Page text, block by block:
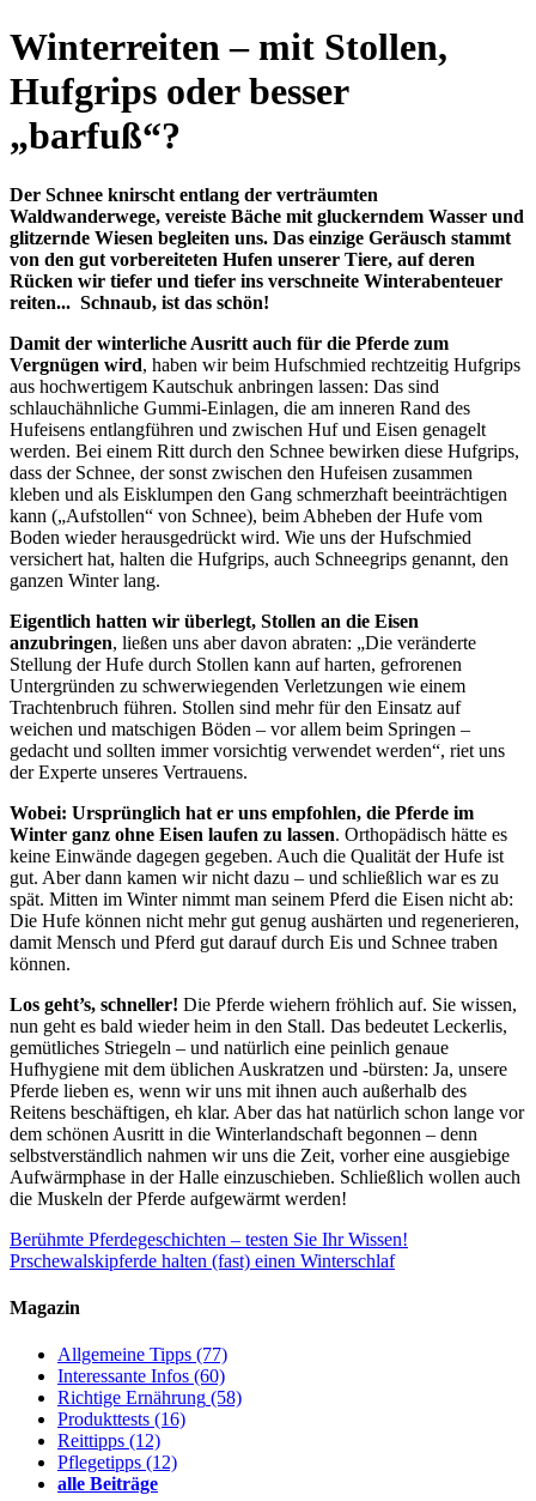
Winterreiten – mit Stollen,
Hufgrips oder besser
„barfuß“?
Der Schnee knirscht entlang der verträumten
Waldwanderwege, vereiste Bäche mit gluckerndem Wasser und
glitzernde Wiesen begleiten uns. Das einzige Geräusch stammt
von den gut vorbereiteten Hufen unserer Tiere, auf deren
Rücken wir tiefer und tiefer ins verschneite Winterabenteuer
reiten... Schnaub, ist das schön!
Damit der winterliche Ausritt auch für die Pferde zum
Vergnügen wird, haben wir beim Hufschmied rechtzeitig Hufgrips
aus hochwertigem Kautschuk anbringen lassen: Das sind
schlauchähnliche Gummi-Einlagen, die am inneren Rand des
Hufeisens entlangführen und zwischen Huf und Eisen genagelt
werden. Bei einem Ritt durch den Schnee bewirken diese Hufgrips,
dass der Schnee, der sonst zwischen den Hufeisen zusammen
kleben und als Eisklumpen den Gang schmerzhaft beeinträchtigen
kann („Aufstollen“ von Schnee), beim Abheben der Hufe vom
Boden wieder herausgedrückt wird. Wie uns der Hufschmied
versichert hat, halten die Hufgrips, auch Schneegrips genannt, den
ganzen Winter lang.
Eigentlich hatten wir überlegt, Stollen an die Eisen
anzubringen, ließen uns aber davon abraten: „Die veränderte
Stellung der Hufe durch Stollen kann auf harten, gefrorenen
Untergründen zu schwerwiegenden Verletzungen wie einem
Trachtenbruch führen. Stollen sind mehr für den Einsatz auf
weichen und matschigen Böden – vor allem beim Springen –
gedacht und sollten immer vorsichtig verwendet werden“, riet uns
der Experte unseres Vertrauens.
Wobei: Ursprünglich hat er uns empfohlen, die Pferde im
Winter ganz ohne Eisen laufen zu lassen. Orthopädisch hätte es
keine Einwände dagegen gegeben. Auch die Qualität der Hufe ist
gut. Aber dann kamen wir nicht dazu – und schließlich war es zu
spät. Mitten im Winter nimmt man seinem Pferd die Eisen nicht ab:
Die Hufe können nicht mehr gut genug aushärten und regenerieren,
damit Mensch und Pferd gut darauf durch Eis und Schnee traben
können.
Los geht’s, schneller! Die Pferde wiehern fröhlich auf. Sie wissen,
nun geht es bald wieder heim in den Stall. Das bedeutet Leckerlis,
gemütliches Striegeln – und natürlich eine peinlich genaue
Hufhygiene mit dem üblichen Auskratzen und -bürsten: Ja, unsere
Pferde lieben es, wenn wir uns mit ihnen auch außerhalb des
Reitens beschäftigen, eh klar. Aber das hat natürlich schon lange vor
dem schönen Ausritt in die Winterlandschaft begonnen – denn
selbstverständlich nahmen wir uns die Zeit, vorher eine ausgiebige
Aufwärmphase in der Halle einzuschieben. Schließlich wollen auch
die Muskeln der Pferde aufgewärmt werden!
Berühmte Pferdegeschichten – testen Sie Ihr Wissen!
Prschewalskipferde halten (fast) einen Winterschlaf
Magazin
Allgemeine Tipps (77)
Interessante Infos (60)
Richtige Ernährung (58)
Produkttests (16)
Reittipps (12)
Pflegetipps (12)
alle Beiträge